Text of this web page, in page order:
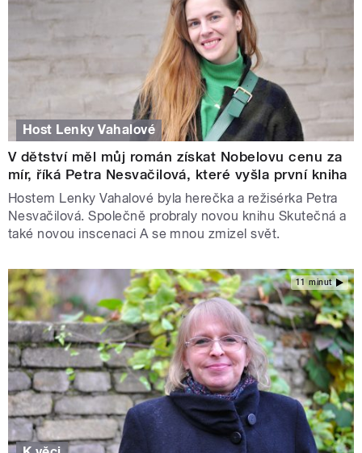
Host Lenky Vahalové
V dětství měl můj román získat Nobelovu cenu za
mír, říká Petra Nesvačilová, které vyšla první kniha
Hostem Lenky Vahalové byla herečka a režisérka Petra
Nesvačilová. Společně probraly novou knihu Skutečná a
také novou inscenaci A se mnou zmizel svět.
11 minut